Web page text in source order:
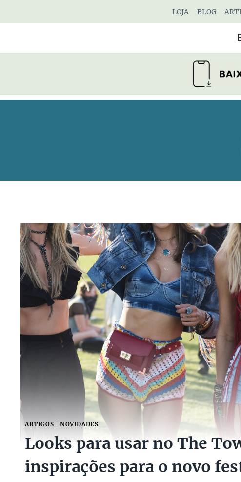
LOJA BLOG
ARTIGOS NOVIDADES
Looks para usar no The
inspirações para o novo